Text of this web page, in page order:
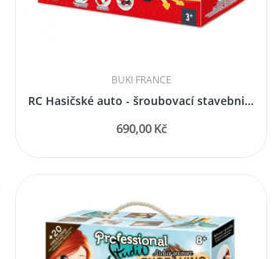
BUKI FRANCE
RC Hasičské auto - šroubovací stavebnice
690,00 Kč